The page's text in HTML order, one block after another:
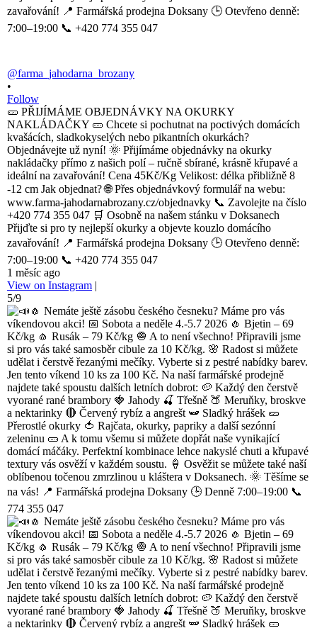
@farma_jahodarna_brozany
•
Follow
🥒 PŘIJÍMÁME OBJEDNÁVKY NA OKURKY
NAKLÁDAČKY 🥒 Chcete si pochutnat na poctivých domácích
kvašácích, sladkokyselých nebo pikantních okurkách?
Objednávejte už nyní! 🌞 Přijímáme objednávky na okurky
nakládačky přímo z našich polí – ručně sbírané, krásně křupavé a
ideální na zavařování! Cena 45Kč/Kg Velikost: délka přibližně 8
-12 cm Jak objednat? 🌐 Přes objednávkový formulář na webu:
www.farma-jahodarnabrozany.cz/objednavky 📞 Zavolejte na číslo
+420 774 355 047 🛒 Osobně na našem stánku v Doksanech
Přijďte si pro ty nejlepší okurky a objevte kouzlo domácího
zavařování! 📍 Farmářská prodejna Doksany 🕒 Otevřeno denně:
7:00–19:00 📞 +420 774 355 047
1 měsíc ago
View on Instagram |
5/9